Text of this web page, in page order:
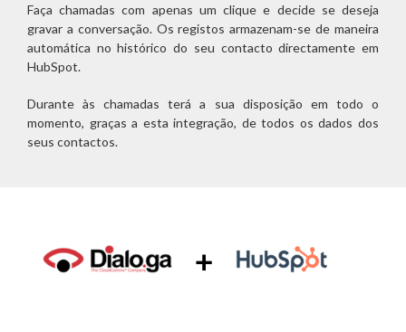
Faça chamadas com apenas um clique e decide se deseja
gravar a conversação. Os registos armazenam-se de maneira
automática no histórico do seu contacto directamente em
HubSpot.
Durante às chamadas terá a sua disposição em todo o
momento, graças a esta integração, de todos os dados dos
seus contactos.